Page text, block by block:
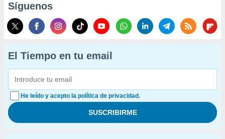
Síguenos
El Tiempo en tu email
He leído y acepto la política de privacidad.